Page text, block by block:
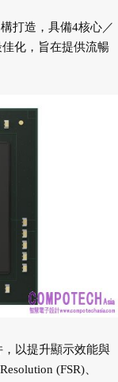
打造，具備4核心／
化，旨在提供流暢
，以提升顯示效能與
(FSR)、